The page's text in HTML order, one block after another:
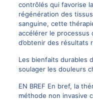
contrôlés qui favorise
régénération des
sanguine, cette
accélérer le processus
d’obtenir des résultats
Les bienfaits durables
soulager les douleurs
EN BREF En bref, la
méthode non invasive